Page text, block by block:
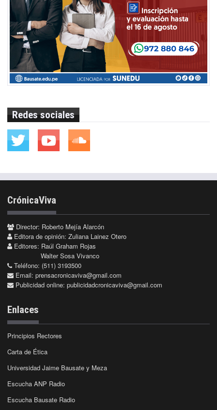
Redes sociales
CrónicaViva
Director: Roberto Mejía Alarcón
Editora de opinión: Zuliana Lainez Otero
Editores: Raúl Graham Rojas
Walter Sosa Vivanco
Teléfono: (511) 3193500
Email: prensacronicaviva@gmail.com
Publicidad online: publicidadcronicaviva@gmail.com
Enlaces
Principios Rectores
Carta de Ética
Universidad Jaime Bausate y Meza
Escucha ANP Radio
Escucha Bausate Radio